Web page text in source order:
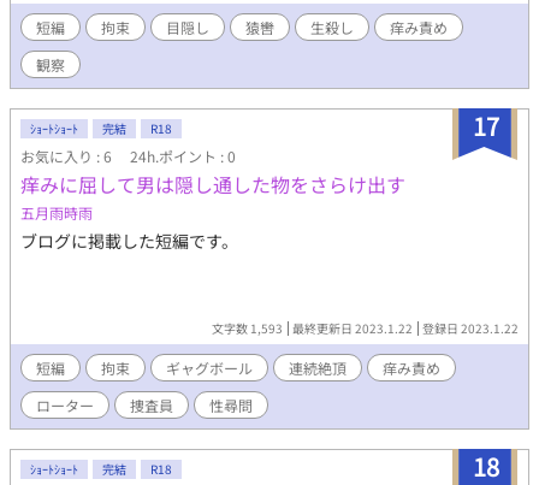
短編 拘束 目隠し 猿轡 生殺し
痒み責め
観察
17
ｼｮｰﾄｼｮｰﾄ 完結 R18
お気に入り : 6 24h.ポイント : 0
痒みに屈して男は隠し通した物をさらけ出す
五月雨時雨
ブログに掲載した短編です。
文字数 1,593 最終更新日 2023.1.22 登録日 2023.1.22
短編 拘束 ギャグボール 連続絶頂
痒み責め
ローター
捜査員 性尋問
18
ｼｮｰﾄｼｮｰﾄ 完結 R18